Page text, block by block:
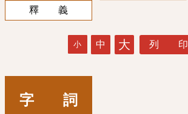
釋 義
小 中 大 列 印
字 詞